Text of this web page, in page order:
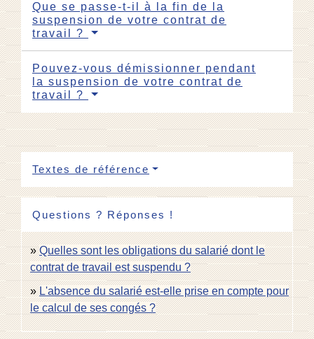
Que se passe-t-il à la fin de la
suspension de votre contrat de
travail ?
Pouvez-vous démissionner pendant
la suspension de votre contrat de
travail ?
Textes de référence
Questions ? Réponses !
Quelles sont les obligations du salarié dont le
contrat de travail est suspendu ?
L'absence du salarié est-elle prise en compte pour
le calcul de ses congés ?